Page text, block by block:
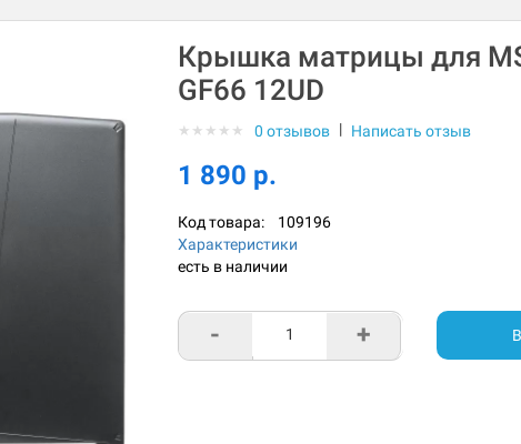
Крышка матрицы для
GF66 12UD
★ ★ ★ ★ ★ 0 отзывов | Написать отзыв
1 890 р.
Код товара: 109196
Характеристики
есть в наличии
- +